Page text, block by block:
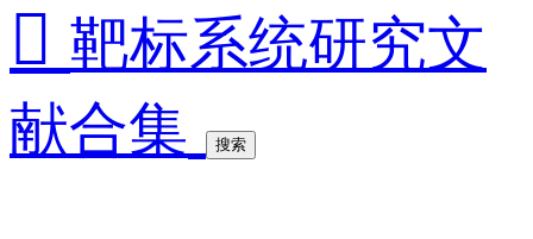
 靶标系统研究文
献合集
搜索